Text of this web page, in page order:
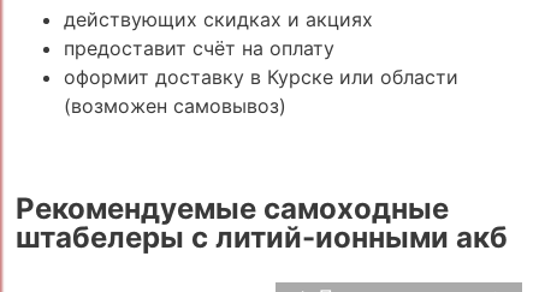
действующих скидках и акциях
предоставит счёт на оплату
оформит доставку в Курске или области
(возможен самовывоз)
Рекомендуемые самоходные
штабелеры с литий-ионными акб